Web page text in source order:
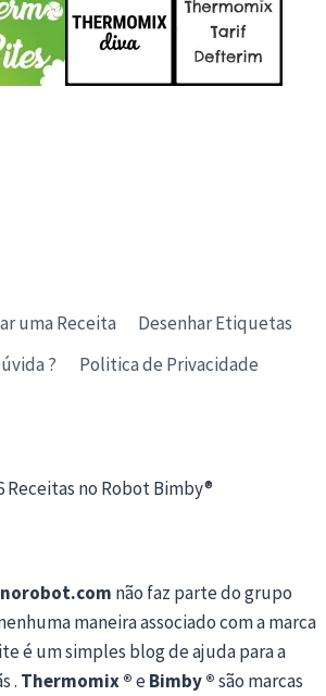
uma Receita
Desenhar Etiquetas
?
Politica de Privacidade
Receitas no Robot Bimby®
não faz parte do grupo
maneira associado com a marca
é um simples blog de ajuda para a
. Thermomix ®eBimby ®são marcas